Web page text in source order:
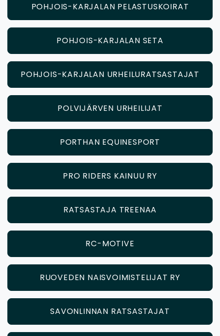
POHJOIS-KARJALAN PELASTUSKOIRAT
POHJOIS-KARJALAN SETA
POHJOIS-KARJALAN URHEILURATSASTAJAT
POLVIJÄRVEN URHEILIJAT
PORTHAN EQUINESPORT
PRO RIDERS KAINUU RY
RATSASTAJA TREENAA
RC-MOTIVE
RUOVEDEN NAISVOIMISTELIJAT RY
SAVONLINNAN RATSASTAJAT